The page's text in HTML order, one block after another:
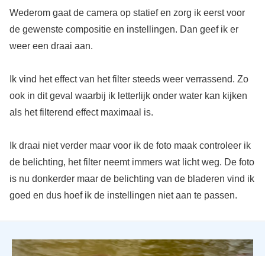
Wederom gaat de camera op statief en zorg ik eerst voor
de gewenste compositie en instellingen. Dan geef ik er
weer een draai aan.
Ik vind het effect van het filter steeds weer verrassend. Zo
ook in dit geval waarbij ik letterlijk onder water kan kijken
als het filterend effect maximaal is.
Ik draai niet verder maar voor ik de foto maak controleer ik
de belichting, het filter neemt immers wat licht weg. De foto
is nu donkerder maar de belichting van de bladeren vind ik
goed en dus hoef ik de instellingen niet aan te passen.